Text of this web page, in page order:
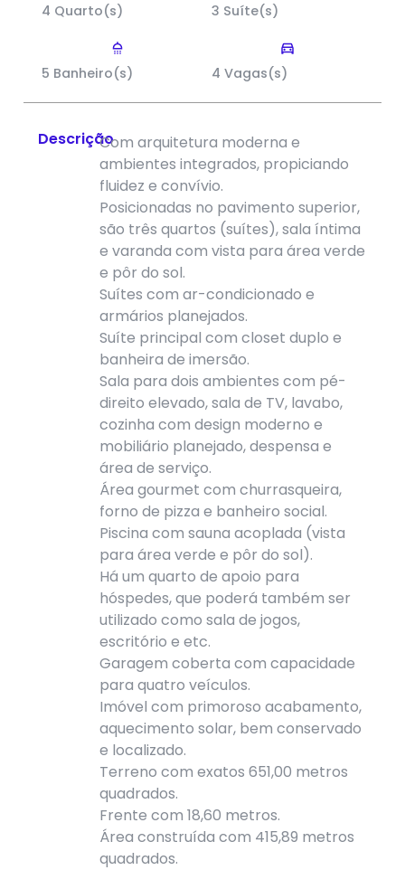
4 Quarto(s) 3 Suíte(s)
5 Banheiro(s) 4 Vagas(s)
DescriçãoCom arquitetura moderna e
ambientes integrados, propiciando
fluidez e convívio.
Posicionadas no pavimento superior,
são três quartos (suítes), sala íntima
e varanda com vista para área verde
e pôr do sol.
Suítes com ar-condicionado e
armários planejados.
Suíte principal com closet duplo e
banheira de imersão.
Sala para dois ambientes com pé-
direito elevado, sala de TV, lavabo,
cozinha com design moderno e
mobiliário planejado, despensa e
área de serviço.
Área gourmet com churrasqueira,
forno de pizza e banheiro social.
Piscina com sauna acoplada (vista
para área verde e pôr do sol).
Há um quarto de apoio para
hóspedes, que poderá também ser
utilizado como sala de jogos,
escritório e etc.
Garagem coberta com capacidade
para quatro veículos.
Imóvel com primoroso acabamento,
aquecimento solar, bem conservado
e localizado.
Terreno com exatos 651,00 metros
quadrados.
Frente com 18,60 metros.
Área construída com 415,89 metros
quadrados.